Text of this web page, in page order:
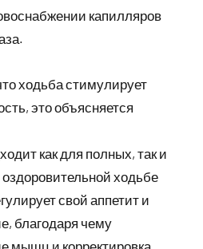
капилляров
ходьба стимулирует
это объясняется
как для полных, так и
ходьбе
свой аппетит и
благодаря чему
мышц и корректировка